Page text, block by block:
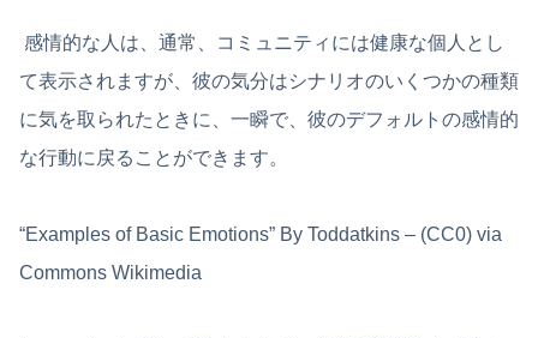
感情的な人は、通常、コミュニティには健康な個人とし
て表示されますが、彼の気分はシナリオのいくつかの種類
に気を取られたときに、一瞬で、彼のデフォルトの感情的
な行動に戻ることができます。
“Examples of Basic Emotions” By Toddatkins – (CC0) via
Commons Wikimedia